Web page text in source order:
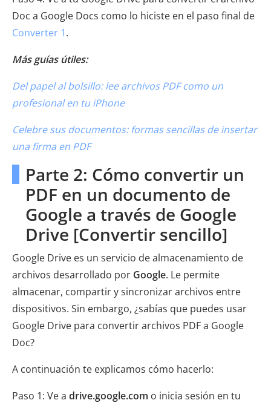
Doc a Google Docs como lo hiciste en el paso final de
Converter 1.
Más guías útiles:
Del papel al bolsillo: lee archivos PDF como un
profesional en tu iPhone
Celebre sus documentos: formas sencillas de insertar
una firma en PDF
Parte 2: Cómo convertir un
PDF en un documento de
Google a través de Google
Drive [Convertir sencillo]
Google Drive es un servicio de almacenamiento de
archivos desarrollado por Google. Le permite
almacenar, compartir y sincronizar archivos entre
dispositivos. Sin embargo, ¿sabías que puedes usar
Google Drive para convertir archivos PDF a Google
Doc?
A continuación te explicamos cómo hacerlo:
Paso 1: Ve a drive.google.com o inicia sesión en tu